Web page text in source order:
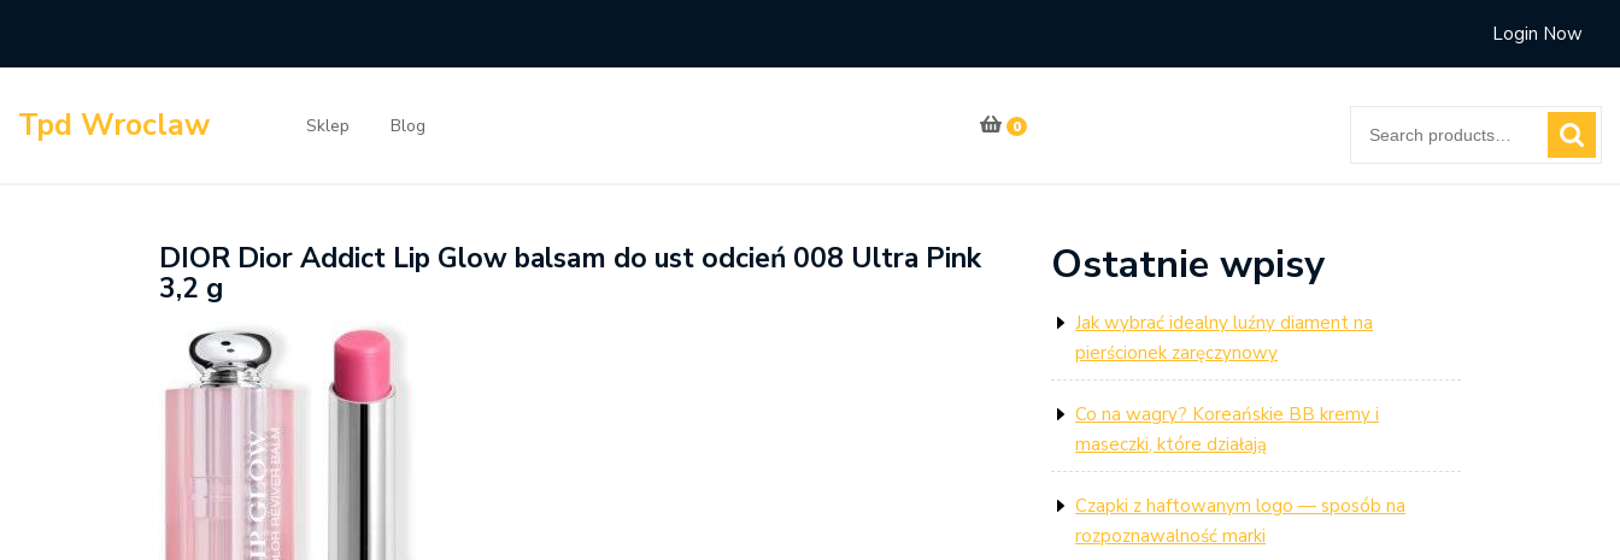
content
Login Now
Tpd Wroclaw Sklep Blog 0
for:
DIOR Dior Addict Lip Glow balsam do ust odcień 008 Ultra Pink
3,2 g
Ostatnie wpisy
Jak wybrać idealny luźny diament na
pierścionek zaręczynowy
Co na wagry? Koreańskie BB kremy i
maseczki, które działają
Czapki z haftowanym logo — sposób na
rozpoznawalność marki